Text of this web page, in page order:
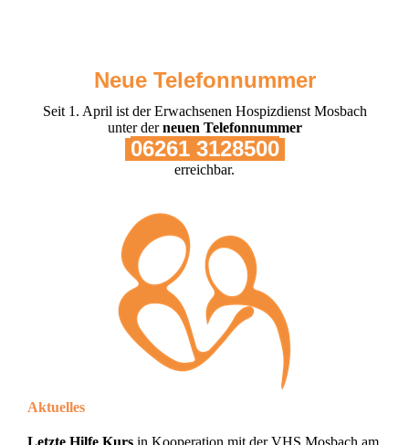
Neue Telefonnummer
Seit 1. April ist der Erwachsenen Hospizdienst Mosbach
unter derneuen Telefonnummer
06261 3128500
erreichbar.
Aktuelles
Letzte Hilfe Kurs in Kooperation mit der VHS Mosbach am